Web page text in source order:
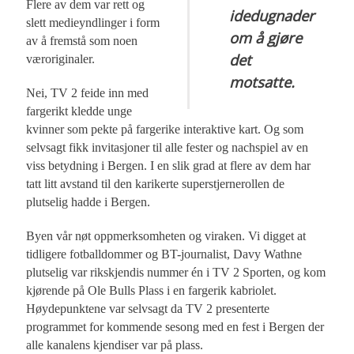
idedugnader
om å gjøre
det
motsatte.
Flere av dem var rett og
slett medieyndlinger i form
av å fremstå som noen
væroriginaler.
Nei, TV 2 feide inn med
fargerikt kledde unge
kvinner som pekte på fargerike interaktive kart. Og som
selvsagt fikk invitasjoner til alle fester og nachspiel av en
viss betydning i Bergen. I en slik grad at flere av dem har
tatt litt avstand til den karikerte superstjernerollen de
plutselig hadde i Bergen.
Byen vår nøt oppmerksomheten og viraken. Vi digget at
tidligere fotballdommer og BT-journalist, Davy Wathne
plutselig var rikskjendis nummer én i TV 2 Sporten, og kom
kjørende på Ole Bulls Plass i en fargerik kabriolet.
Høydepunktene var selvsagt da TV 2 presenterte
programmet for kommende sesong med en fest i Bergen der
alle kanalens kjendiser var på plass.